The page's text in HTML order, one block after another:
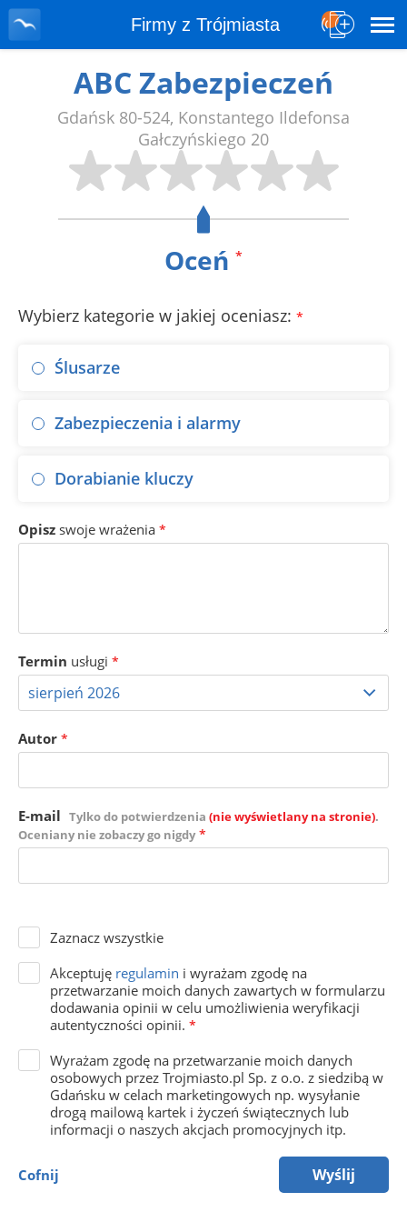
Firmy z Trójmiasta
ABC Zabezpieczeń
Gdańsk 80-524, Konstantego Ildefonsa
Gałczyńskiego 20
Oceń *
Wybierz kategorie w jakiej oceniasz: *
Ślusarze
Zabezpieczenia i alarmy
Dorabianie kluczy
Opisz swoje wrażenia *
Termin usługi *
Autor *
E-mail Tylko do potwierdzenia (nie wyświetlany na stronie).
Oceniany nie zobaczy go nigdy *
Zaznacz wszystkie
Akceptuję regulamin i wyrażam zgodę na
przetwarzanie moich danych zawartych w formularzu
dodawania opinii w celu umożliwienia weryfikacji
autentyczności opinii. *
Wyrażam zgodę na przetwarzanie moich danych
osobowych przez Trojmiasto.pl Sp. z o.o. z siedzibą w
Gdańsku w celach marketingowych np. wysyłanie
drogą mailową kartek i życzeń świątecznych lub
informacji o naszych akcjach promocyjnych itp.
Cofnij Wyślij